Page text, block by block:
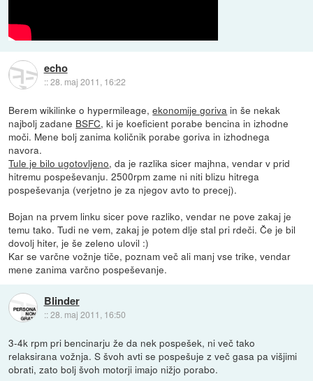
echo
::28. maj 2011, 16:22
Berem wikilinke o hypermileage,ekonomije goriva in še nekak
najbolj zadane BSFC, ki je koeficient porabe bencina in izhodne
moči. Mene bolj zanima količnik porabe goriva in izhodnega
navora.
Tule je bilo ugotovljeno, da je razlika sicer majhna, vendar v prid
hitremu pospeševanju. 2500rpm zame ni niti blizu hitrega
pospeševanja (verjetno je za njegov avto to precej).
Bojan na prvem linku sicer pove razliko, vendar ne pove zakaj je
temu tako. Tudi ne vem, zakaj je potem dlje stal pri rdeči. Če je bil
dovolj hiter, je še zeleno ulovil :)
Kar se varčne vožnje tiče, poznam več ali manj vse trike, vendar
mene zanima varčno pospeševanje.
Blinder
::28. maj 2011, 16:50
3-4k rpm pri bencinarju že da nek pospešek, ni več tako
relaksirana vožnja. S švoh avti se pospešuje z več gasa pa višjimi
obrati, zato bolj švoh motorji imajo nižjo porabo.